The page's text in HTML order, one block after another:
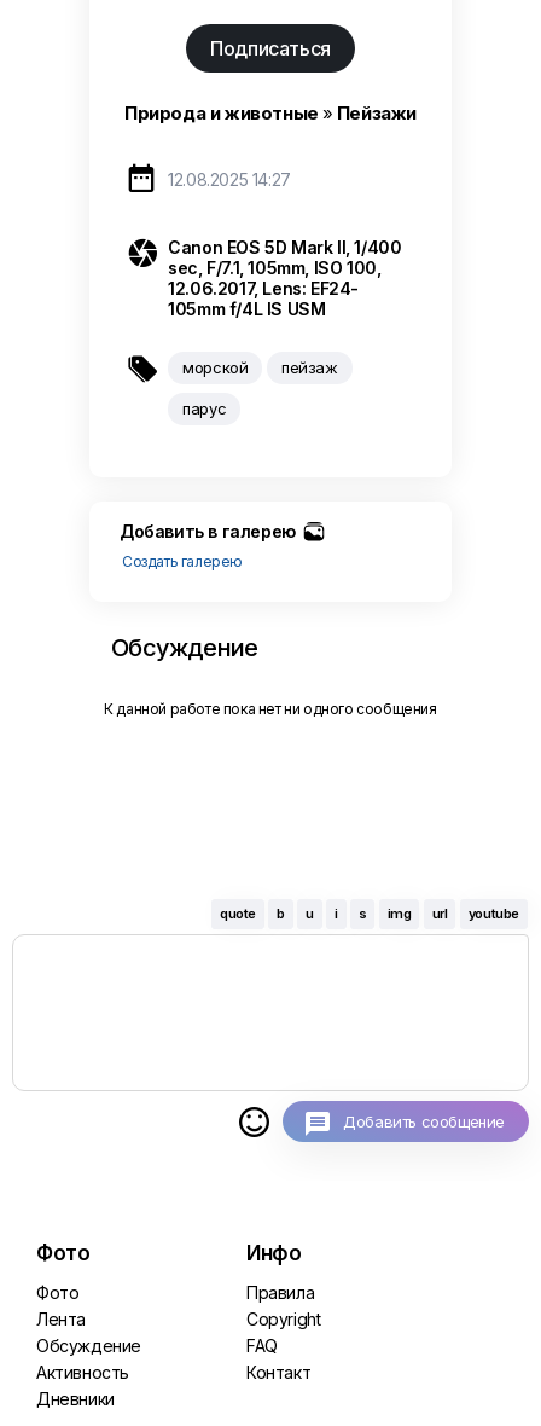
Подписаться
Природа и животные » Пейзажи
 12.08.2025 14:27
 Canon EOS 5D Mark II, 1/400
sec, F/7.1, 105mm, ISO 100,
12.06.2017, Lens: EF24-
105mm f/4L IS USM
 морской пейзаж
парус
Добавить в галерею
Создать галерею
Обсуждение
К данной работе пока нет ни одного сообщения
quote b u i s img url youtube
 Добавить сообщение
Фото
Фото
Лента
Обсуждение
Активность
Дневники
Инфо
Правила
Copyright
FAQ
Контакт